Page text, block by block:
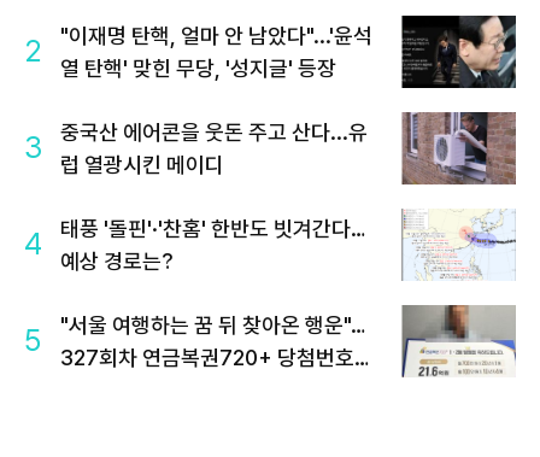
2
"이재명 탄핵, 얼마 안 남았다"...'윤석
열 탄핵' 맞힌 무당, '성지글' 등장
3
중국산 에어콘을 웃돈 주고 산다...유
럽 열광시킨 메이디
4
태풍 '돌핀'·'찬홈' 한반도 빗겨간다…
예상 경로는?
5
"서울 여행하는 꿈 뒤 찾아온 행운"…
327회차 연금복권720+ 당첨번호조